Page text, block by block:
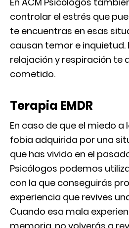
controlar el estrés que
te encuentras en esas
causan temor e inquietud.
relajación y respiración te
cometido.
Terapia EMDR
En caso de que el miedo
fobia adquirida por una
que has vivido en el
Psicólogos podemos
con la que conseguirás
experiencia que revives
Cuando esa mala